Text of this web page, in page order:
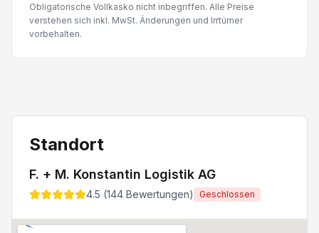
Obligatorische Vollkasko nicht inbegriffen. Alle Preise
verstehen sich inkl. MwSt. Änderungen und Irrtümer
vorbehalten.
Standort
F. + M. Konstantin Logistik AG
4.5 (144 Bewertungen) Geschlossen